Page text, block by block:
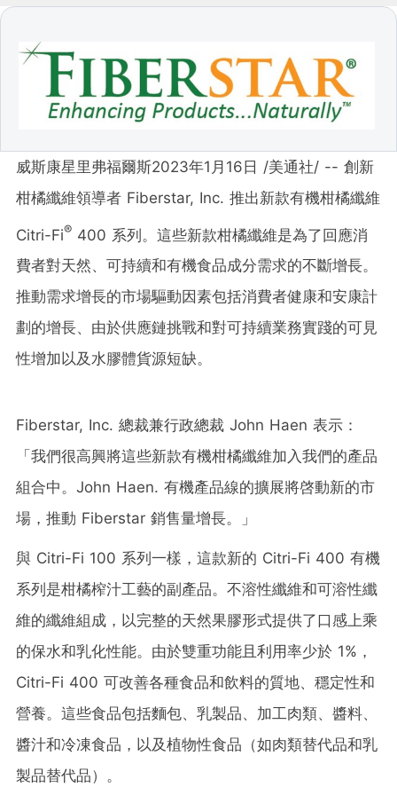
威斯康星里弗福爾斯2023年1月16日 /美通社/ -- 創新
柑橘纖維領導者 Fiberstar, Inc. 推出新款有機柑橘纖維
Citri-Fi® 400 系列。這些新款柑橘纖維是為了回應消
費者對天然、可持續和有機食品成分需求的不斷增長。
推動需求增長的市場驅動因素包括消費者健康和安康計
劃的增長、由於供應鏈挑戰和對可持續業務實踐的可見
性增加以及水膠體貨源短缺。
Fiberstar, Inc. 總裁兼行政總裁 John Haen 表示：
「我們很高興將這些新款有機柑橘纖維加入我們的產品
組合中。John Haen. 有機產品線的擴展將啓動新的市
場，推動 Fiberstar 銷售量增長。」
與 Citri-Fi 100 系列一樣，這款新的 Citri-Fi 400 有機
系列是柑橘榨汁工藝的副產品。不溶性纖維和可溶性纖
維的纖維組成，以完整的天然果膠形式提供了口感上乘
的保水和乳化性能。由於雙重功能且利用率少於 1%，
Citri-Fi 400 可改善各種食品和飲料的質地、穩定性和
營養。這些食品包括麵包、乳製品、加工肉類、醬料、
醬汁和冷凍食品，以及植物性食品（如肉類替代品和乳
製品替代品）。